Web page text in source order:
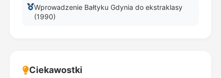
Wprowadzenie Bałtyku Gdynia do ekstraklasy
(1990)
Ciekawostki